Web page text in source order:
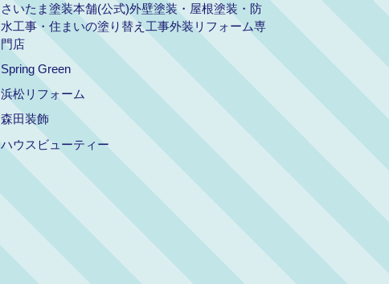
さいたま塗装本舗(公式)外壁塗装・屋根塗装・防
水工事・住まいの塗り替え工事外装リフォーム専
門店
Spring Green
浜松リフォーム
森田装飾
ハウスビューティー